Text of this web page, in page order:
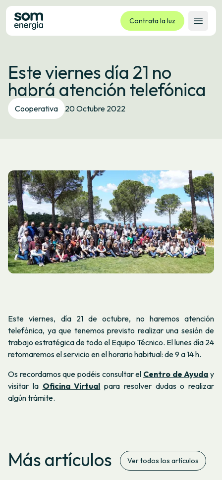
Contrata la luz
Abrir
Tarifas
Servicios
Empresas
La cooperativa
Idioma: ES CA GL EU
Este viernes día 21 no
habrá atención telefónica
Cooperativa 20 Octubre 2022
Este viernes, día 21 de octubre, no haremos atención
telefónica, ya que tenemos previsto realizar una sesión de
trabajo estratégica de todo el Equipo Técnico. El lunes día 24
retomaremos el servicio en el horario habitual: de 9 a 14 h.
Os recordamos que podéis consultar el Centro de Ayuda y
visitar la Oficina Virtual para resolver dudas o realizar
algún trámite.
Más artículos Ver todos los artículos